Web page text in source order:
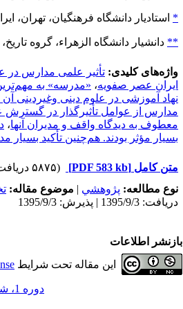
* استادیار دانشگاه فرهنگیان، تهران،
** دانشیار دانشگاه الزهراء، گروه
واژه‌های کلیدی: تأثیر علمی مدارس
ایران عصر صفویه، «مدرسه» به
نهاد آموزشی در علوم دینی وغیردینی
مدارس از عوامل تأثیرگذار در
معطوف به دیدگاه واقف و مدیران آنها،
بسیار مؤثر بودند. هم‌چنین تأکید بسیار
متن کامل [PDF 583 kb]
(۵۸۷۵ دریافت)
نوع مطالعه: پژوهشي | موضوع مقاله:
دریافت: 1395/9/3 | پذیرش: 1395/9/3
بازنشر اطلاعات
این مقاله تحت شرایط
دوره 1، شماره 11 - ( پاییز 1392 )